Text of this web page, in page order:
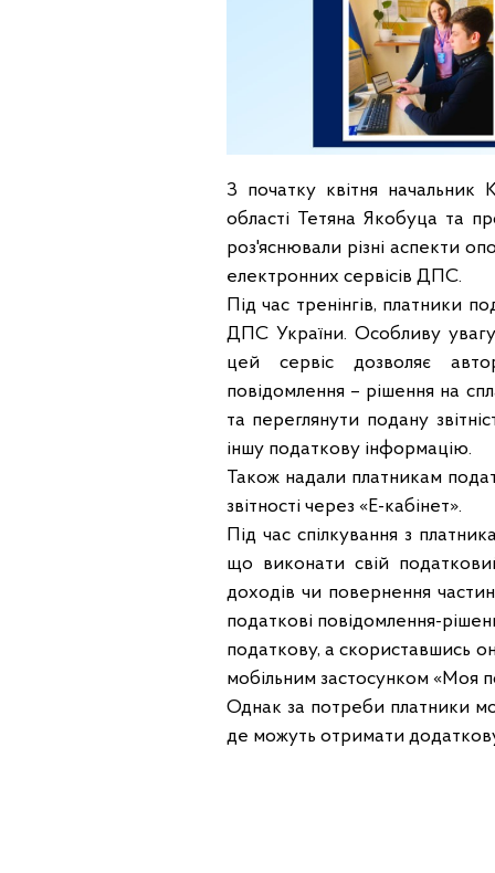
З початку квітня начальник
області Тетяна Якобуца та
роз'яснювали різні аспекти
електронних сервісів ДПС.
Під час тренінгів, платники
ДПС України. Особливу увагу
цей сервіс дозволяє
повідомлення – рішення на
та переглянути подану
іншу податкову інформацію.
Також надали платникам
звітності через «Е-кабінет».
Під час спілкування з
що виконати свій
доходів чи повернення
податкові повідомлення-
податкову, а скориставшись
мобільним застосунком «Моя
Однак за потреби платники
де можуть отримати